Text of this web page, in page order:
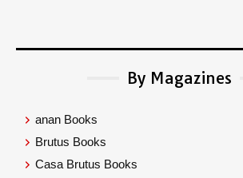
By Magazines
anan Books
Brutus Books
Casa Brutus Books